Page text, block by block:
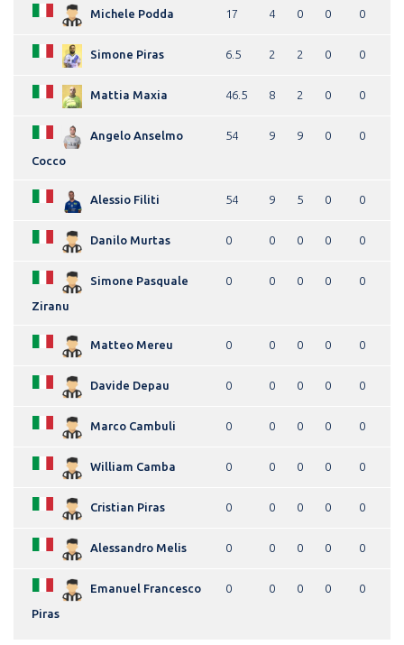
Michele Podda 17 4 0 0 0
Simone Piras 6.5 2 2 0 0
Mattia Maxia 46.5 8 2 0 0
Angelo Anselmo
Cocco
54 9 9 0 0
Alessio Filiti 54 9 5 0 0
Danilo Murtas 0 0 0 0 0
Simone Pasquale
Ziranu
0 0 0 0 0
Matteo Mereu 0 0 0 0 0
Davide Depau 0 0 0 0 0
Marco Cambuli 0 0 0 0 0
William Camba 0 0 0 0 0
Cristian Piras 0 0 0 0 0
Alessandro Melis 0 0 0 0 0
Emanuel Francesco
Piras
0 0 0 0 0